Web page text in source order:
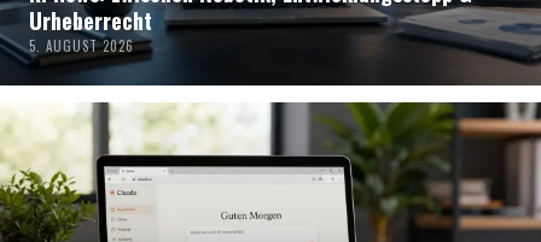
Urheberrecht
5. AUGUST 2026